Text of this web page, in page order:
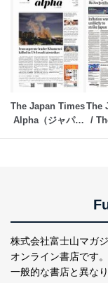
The Japan Times
Alpha（ジャパン
The
/
株式会社富士山マガ
オンライン書店です。
一般的な書店と異なり